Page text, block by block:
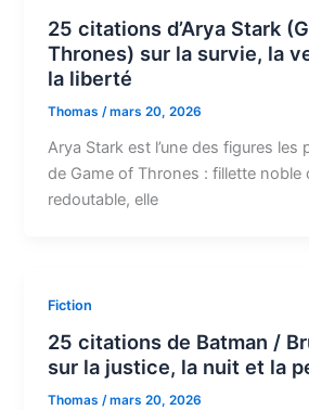
25 citations d’Arya Stark
Thrones) sur la survie, la
la liberté
Thomas/mars 20, 2026
Arya Stark est l’une des figures les
de Game of Thrones : fillette noble
redoutable, elle
Fiction
25 citations de Batman /
sur la justice, la nuit et la
Thomas/mars 20, 2026